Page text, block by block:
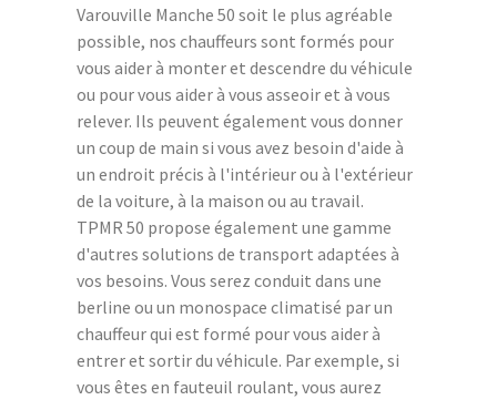
Varouville Manche 50 soit le plus agréable
possible, nos chauffeurs sont formés pour
vous aider à monter et descendre du véhicule
ou pour vous aider à vous asseoir et à vous
relever. Ils peuvent également vous donner
un coup de main si vous avez besoin d'aide à
un endroit précis à l'intérieur ou à l'extérieur
de la voiture, à la maison ou au travail.
TPMR 50 propose également une gamme
d'autres solutions de transport adaptées à
vos besoins. Vous serez conduit dans une
berline ou un monospace climatisé par un
chauffeur qui est formé pour vous aider à
entrer et sortir du véhicule. Par exemple, si
vous êtes en fauteuil roulant, vous aurez